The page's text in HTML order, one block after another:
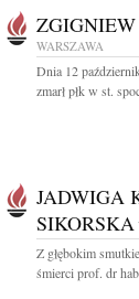
WARSZAWA
Dnia 12
zmarł płk w st.
JADWIGA
SIKORSKA
Z głębokim
śmierci prof. dr